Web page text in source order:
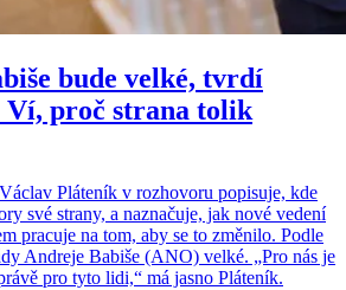
bude velké, tvrdí
proč strana tolik
Pláteník v rozhovoru popisuje, kde
své strany, a naznačuje, jak nové vedení
pracuje na tom, aby se to změnilo. Podle
Andreje Babiše (ANO) velké. „Pro nás je
pro tyto lidi,“ má jasno Pláteník.